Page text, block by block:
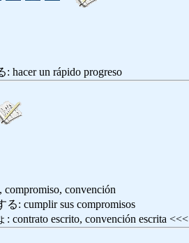
hacer un rápido progreso
compromiso, convención
: cumplir sus compromisos
contrato escrito, convención escrita <<<